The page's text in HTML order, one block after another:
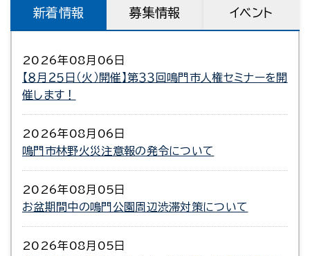
新着情報 募集情報 イベント
2026年08月06日
【８月２５日（火）開催】第３３回鳴門市人権セミナーを開
催します！
2026年08月06日
鳴門市林野火災注意報の発令について
2026年08月05日
お盆期間中の鳴門公園周辺渋滞対策について
2026年08月05日